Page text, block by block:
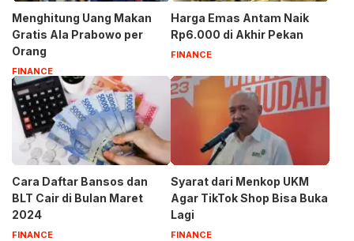
Menghitung Uang Makan
Gratis Ala Prabowo per
Orang
FINANCE
Harga Emas Antam Naik
Rp6.000 di Akhir Pekan
FINANCE
Cara Daftar Bansos dan
BLT Cair di Bulan Maret
2024
FINANCE
Syarat dari Menkop UKM
Agar TikTok Shop Bisa Buka
Lagi
FINANCE